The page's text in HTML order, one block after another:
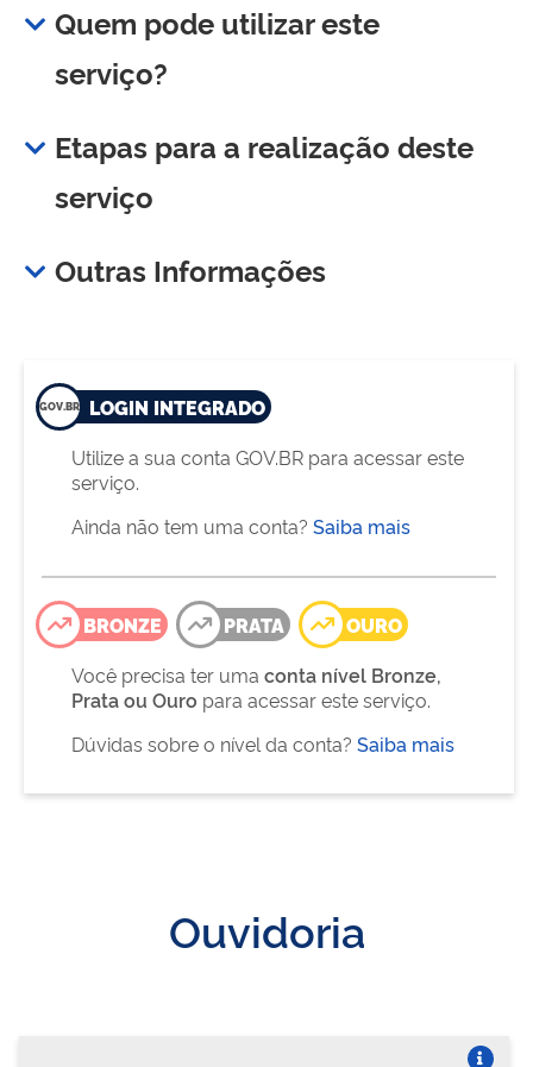
Quem pode utilizar este
serviço?
Etapas para a realização deste
serviço
Outras Informações
LOGIN INTEGRADO
Utilize a sua conta GOV.BR para acessar este
serviço.
Ainda não tem uma conta? Saiba mais
BRONZE PRATA
OURO
Você precisa ter uma conta nível Bronze,
Prata ou Ouro para acessar este serviço.
Dúvidas sobre o nível da conta? Saiba mais
Ouvidoria